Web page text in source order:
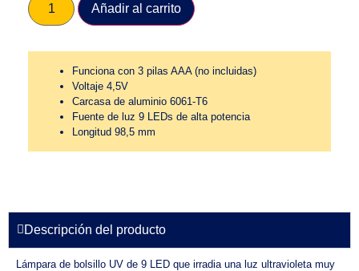
Añadir al carrito
Funciona con 3 pilas AAA (no incluidas)
Voltaje 4,5V
Carcasa de aluminio 6061-T6
Fuente de luz 9 LEDs de alta potencia
Longitud 98,5 mm
Descripción del producto
Lámpara de bolsillo UV de 9 LED que irradia una luz ultravioleta muy